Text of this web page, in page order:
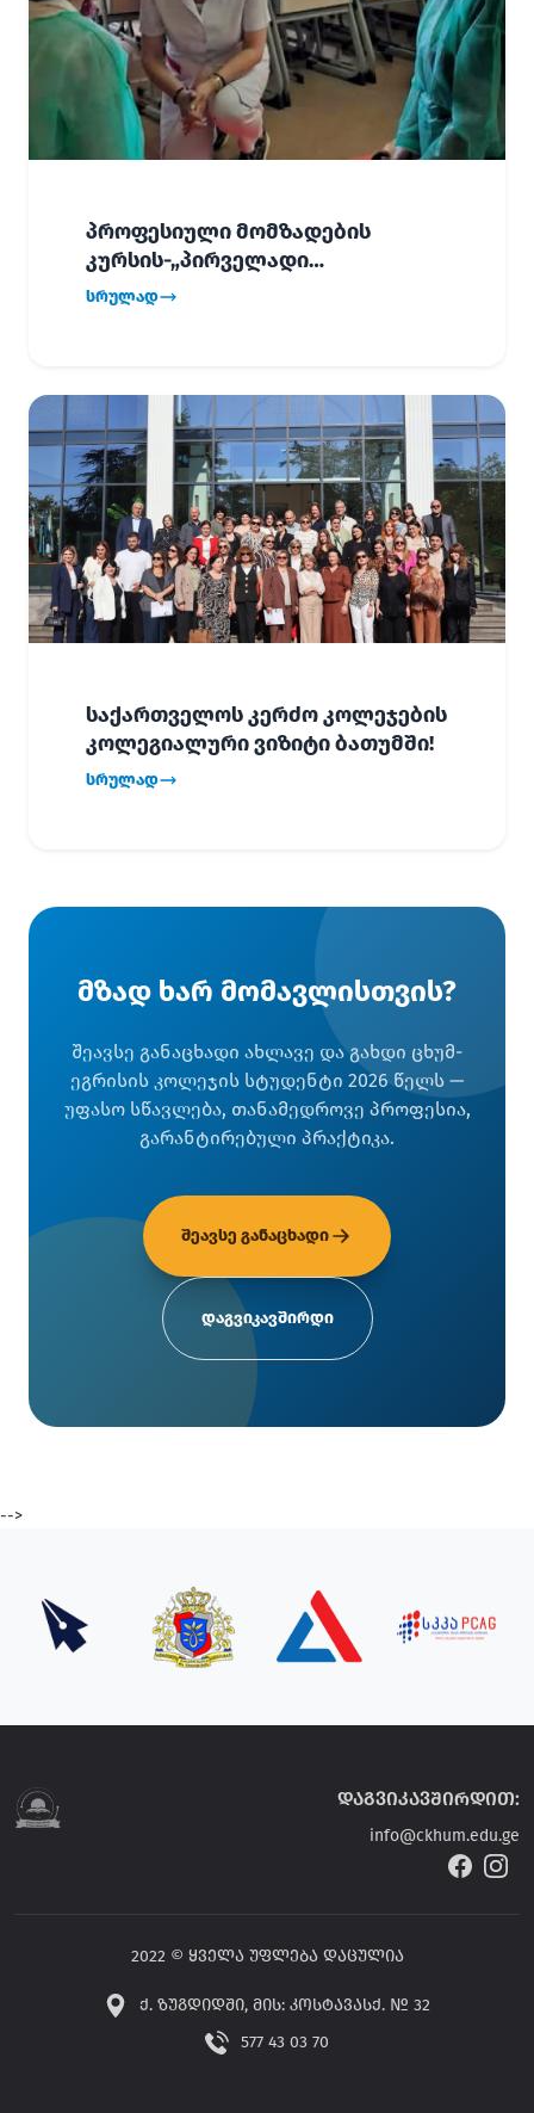
პროფესიული მომზადების
კურსის-„პირველადი
გადაუდებელი დახმარება“,
სრულად
საქართველოს კერძო კოლეჯების
კოლეგიალური ვიზიტი ბათუმში!
სრულად
მზად ხარ მომავლისთვის?
შეავსე განაცხადი ახლავე და გახდი ცხუმ-
ეგრისის კოლეჯის სტუდენტი 2026 წელს —
უფასო სწავლება, თანამედროვე პროფესია,
გარანტირებული პრაქტიკა.
შეავსე განაცხადი
დაგვიკავშირდი
-->
დაგვიკავშირდით:
info@ckhum.edu.ge
2022 © ყველა უფლება დაცულია
ქ. ზუგდიდში, მის: კოსტავასქ. № 32
577 43 03 70